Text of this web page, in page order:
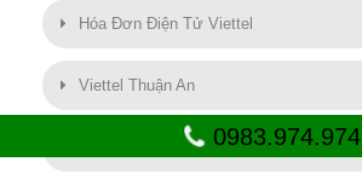
Hóa Đơn Điện Tử Viettel
Viettel Thuận An
SMART MOTOR VIETTEL0983.974.974